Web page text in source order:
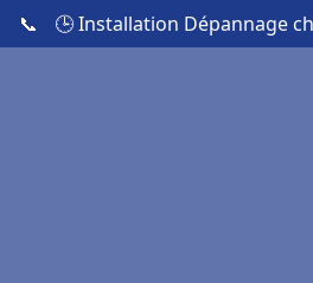
📞 🕒 Installation Dépannage